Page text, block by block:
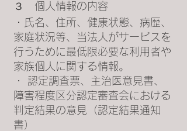
３ 個人情報の内容
・氏名、住所、健康状態、病歴、
家庭状況等、当法人がサービスを
行うために最低限必要な利用者や
家族個人に関する情報。
・ 認定調査票、主治医意見書、
障害程度区分認定審査会における
判定結果の意見（認定結果通知
書）